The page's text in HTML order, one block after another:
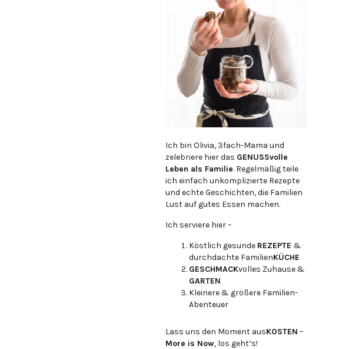
Ich bin Olivia, 3fach-Mama und
zelebriere hier das GENUSSvolle
Leben als Familie. Regelmäßig teile
ich einfach unkomplizierte Rezepte
und echte Geschichten, die Familien
Lust auf gutes Essen machen.
Ich serviere hier –
Köstlich gesunde REZEPTE &
durchdachte FamilienKÜCHE
GESCHMACKvolles Zuhause &
GARTEN
Kleinere & größere Familien-
Abenteuer
Lass uns den Moment ausKOSTEN –
More is Now, los geht’s!